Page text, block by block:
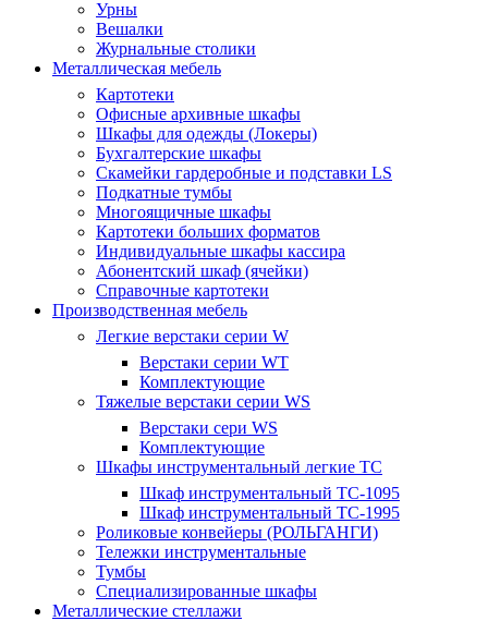
Урны
Вешалки
Журнальные столики
Металлическая мебель
Картотеки
Офисные архивные шкафы
Шкафы для одежды (Локеры)
Бухгалтерские шкафы
Скамейки гардеробные и подставки LS
Подкатные тумбы
Многоящичные шкафы
Картотеки больших форматов
Индивидуальные шкафы кассира
Абонентский шкаф (ячейки)
Справочные картотеки
Производственная мебель
Легкие верстаки серии W
Верстаки серии WT
Комплектующие
Тяжелые верстаки серии WS
Верстаки сери WS
Комплектующие
Шкафы инструментальный легкие ТС
Шкаф инструментальный TC-1095
Шкаф инструментальный TC-1995
Роликовые конвейеры (РОЛЬГАНГИ)
Тележки инструментальные
Тумбы
Специализированные шкафы
Металлические стеллажи